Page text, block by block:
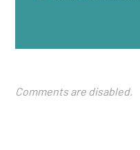
Comments are disabled.